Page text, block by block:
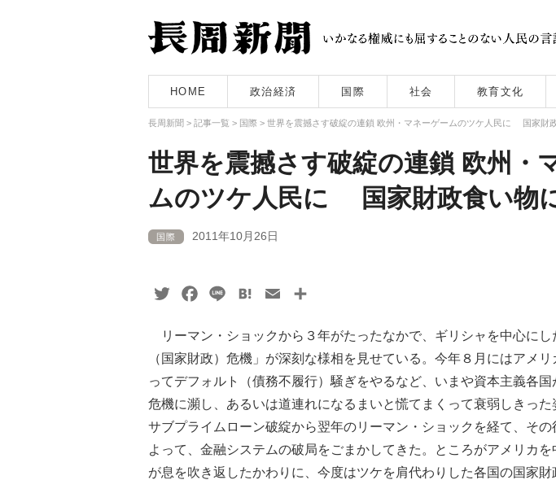
HOME 政治経済 国際 社会 教育文化
長周新聞 > 記事一覧 > 国際 > 世界を震撼さす破綻の連鎖 欧州・マネーゲームのツケ人民に 国家財
世界を震撼さす破綻の連鎖 欧州・
ムのツケ人民に 国家財政食い物
国際 2011年10月26日
TwitterFacebook
Line HatenaEmail
リーマン・ショックから３年がたったなかで、ギリシャを中心にし
（国家財政）危機」が深刻な様相を見せている。今年８月にはアメ
ってデフォルト（債務不履行）騒ぎをやるなど、いまや資本主義各
危機に瀕し、あるいは道連れになるまいと慌てまくって衰弱しきった
サブプライムローン破綻から翌年のリーマン・ショックを経て、その
よって、金融システムの破局をごまかしてきた。ところがアメリカ
が息を吹き返したかわりに、今度はツケを肩代わりした各国の国家